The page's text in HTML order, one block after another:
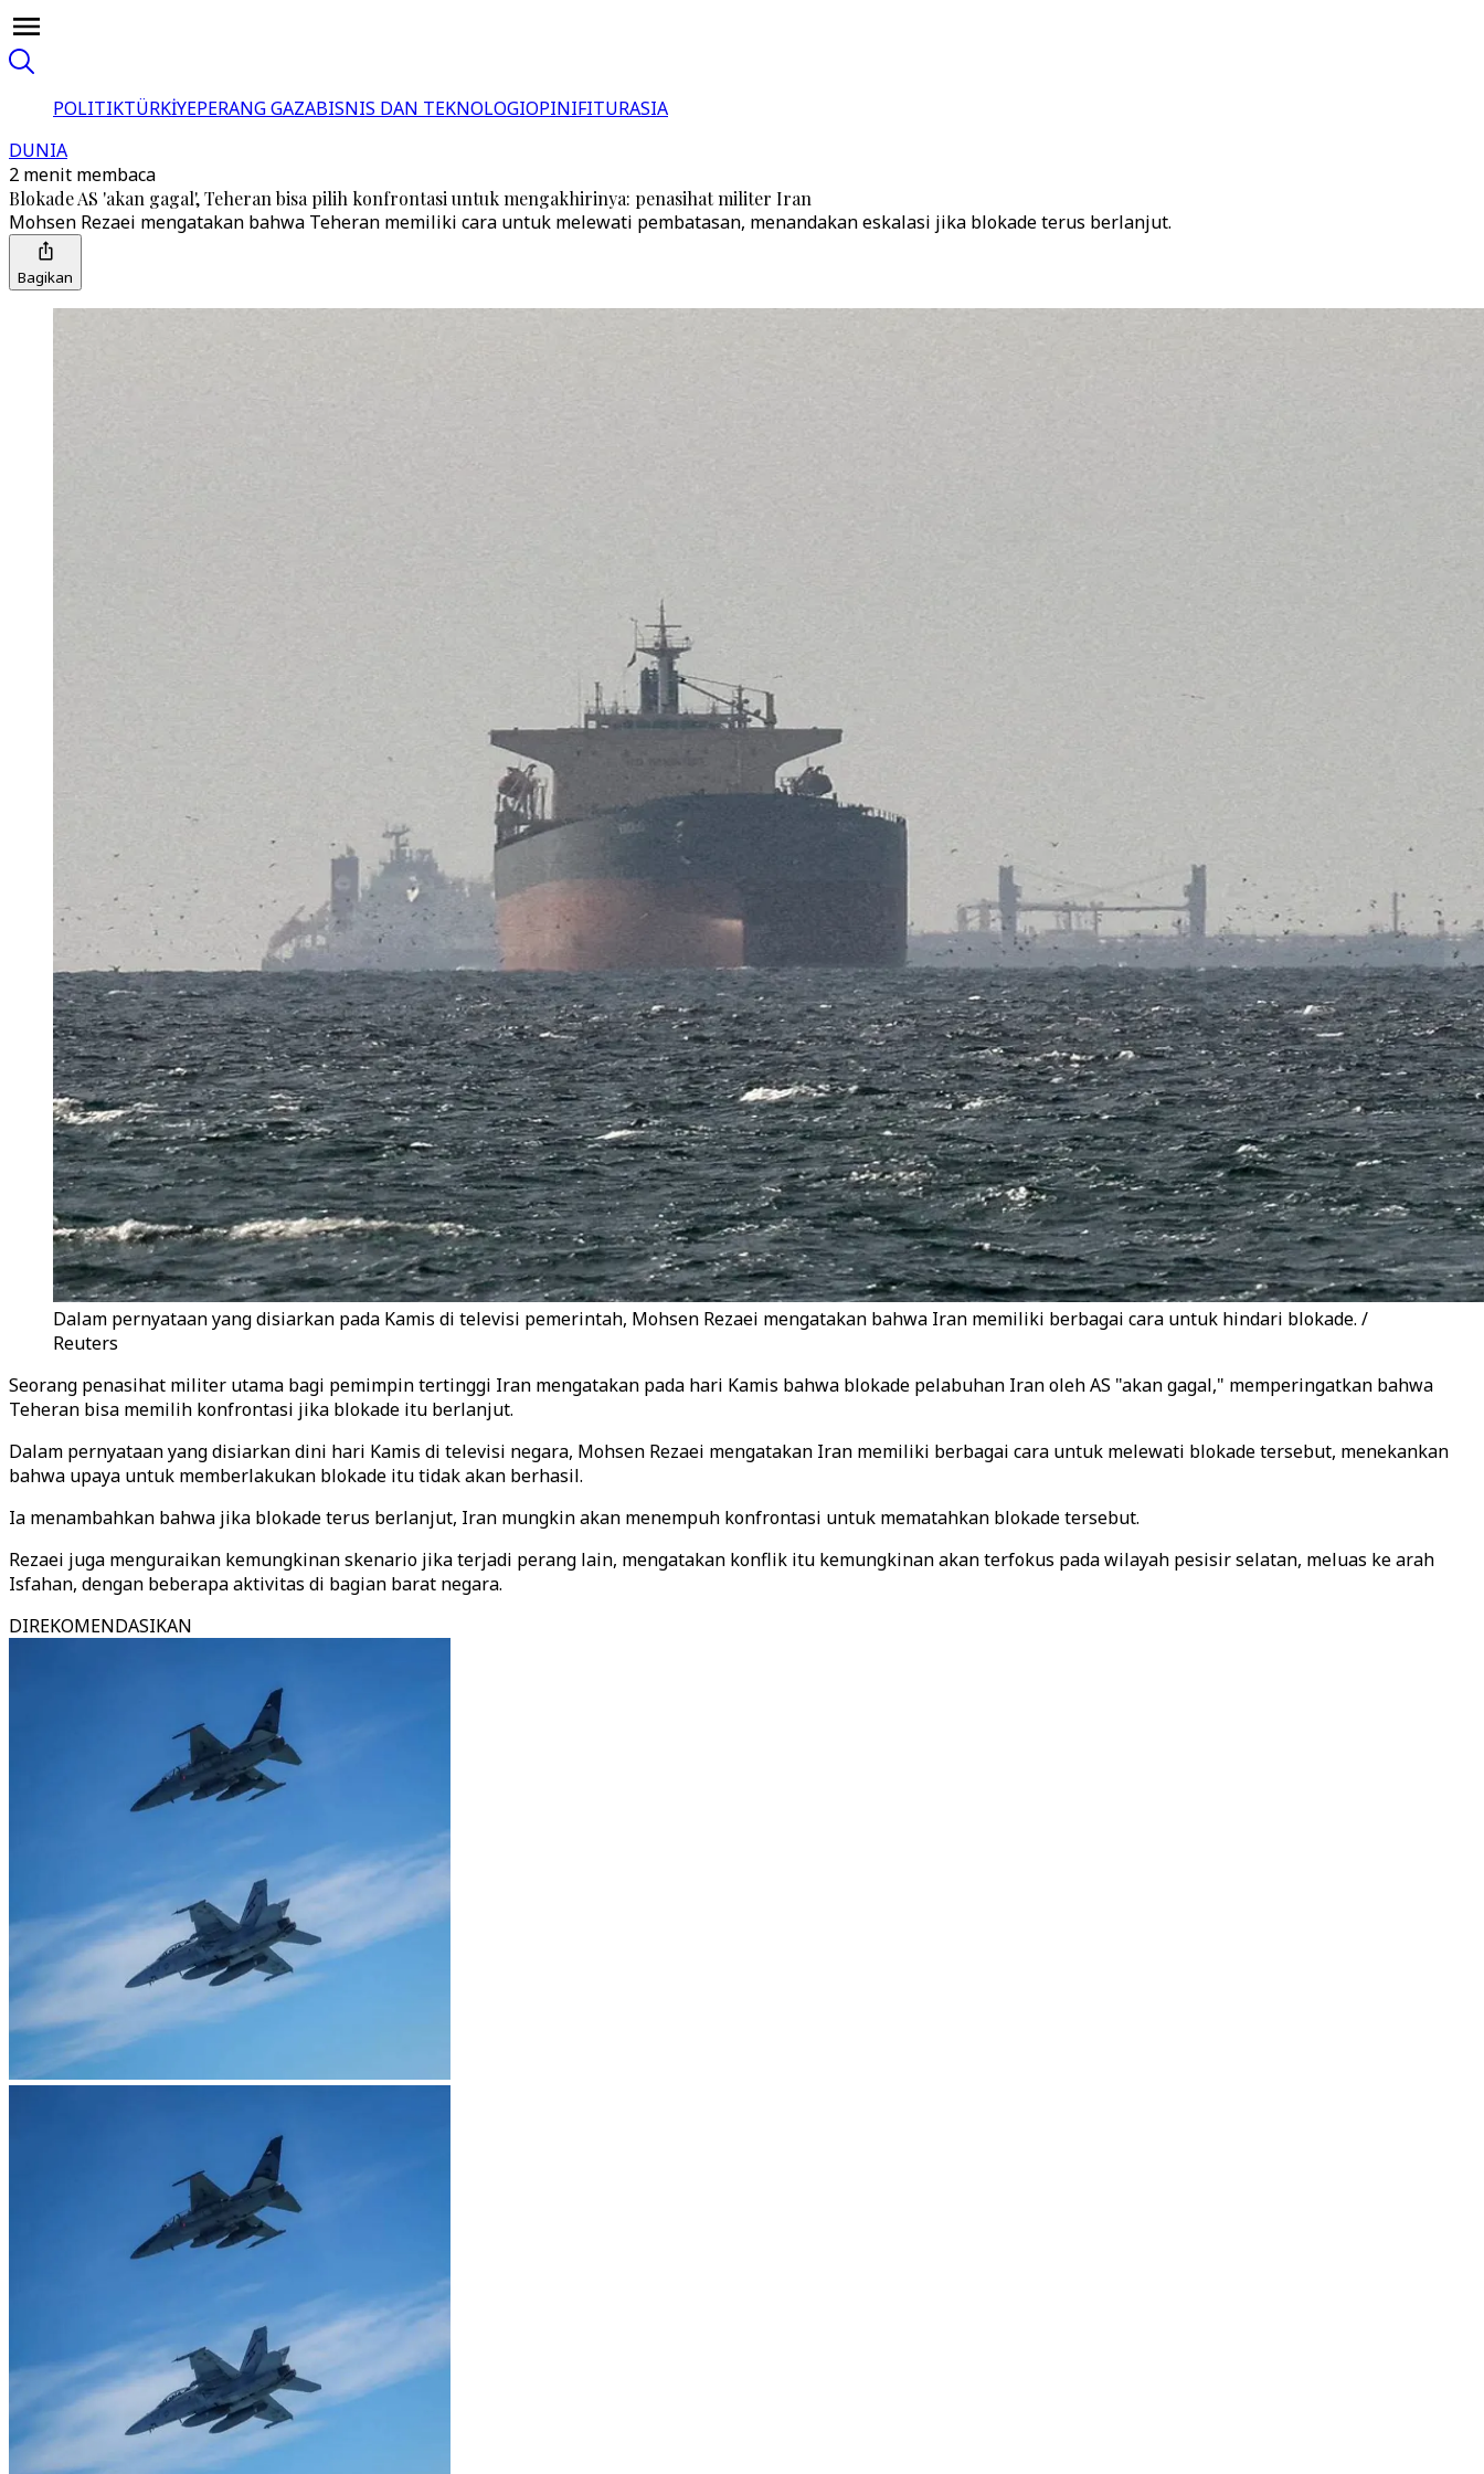
POLITIKTÜRKİYEPERANG GAZABISNIS DAN TEKNOLOGIOPINIFITURASIA
DUNIA
2 menit membaca
Blokade AS 'akan gagal', Teheran bisa pilih konfrontasi untuk mengakhirinya: penasihat militer Iran
Mohsen Rezaei mengatakan bahwa Teheran memiliki cara untuk melewati pembatasan, menandakan eskalasi jika blokade terus berlanjut.
Bagikan
Dalam pernyataan yang disiarkan pada Kamis di televisi pemerintah, Mohsen Rezaei mengatakan bahwa Iran memiliki berbagai cara untuk hindari blokade. /
Reuters
Seorang penasihat militer utama bagi pemimpin tertinggi Iran mengatakan pada hari Kamis bahwa blokade pelabuhan Iran oleh AS "akan gagal," memperingatkan bahwa
Teheran bisa memilih konfrontasi jika blokade itu berlanjut.
Dalam pernyataan yang disiarkan dini hari Kamis di televisi negara, Mohsen Rezaei mengatakan Iran memiliki berbagai cara untuk melewati blokade tersebut, menekankan
bahwa upaya untuk memberlakukan blokade itu tidak akan berhasil.
Ia menambahkan bahwa jika blokade terus berlanjut, Iran mungkin akan menempuh konfrontasi untuk mematahkan blokade tersebut.
Rezaei juga menguraikan kemungkinan skenario jika terjadi perang lain, mengatakan konflik itu kemungkinan akan terfokus pada wilayah pesisir selatan, meluas ke arah
Isfahan, dengan beberapa aktivitas di bagian barat negara.
DIREKOMENDASIKAN